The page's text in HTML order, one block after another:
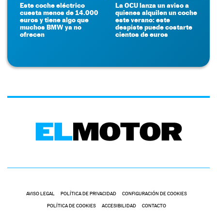
Este coche eléctrico
cuesta menos de 14.000
euros y tiene algo que
muchos BMW ya no
ofrecen
La OCU lanza un aviso a
quienes alquilen un coche
este verano: este
despiste puede costarte
cientos de euros
AVISO LEGAL POLÍTICA DE PRIVACIDAD CONFIGURACIÓN DE COOKIES
POLÍTICA DE COOKIES ACCESIBILIDAD CONTACTO